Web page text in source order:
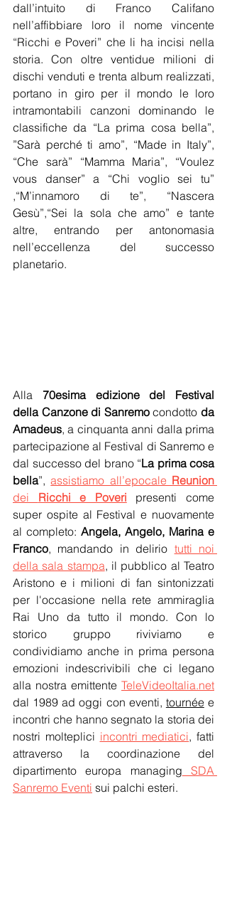
dall’intuito di Franco Califano
nell’affibbiare loro il nome vincente
“Ricchi e Poveri” che li ha incisi nella
storia. Con oltre ventidue milioni di
dischi venduti e trenta album realizzati,
portano in giro per il mondo le loro
intramontabili canzoni dominando le
classifiche da “La prima cosa bella”,
”Sarà perché ti amo”, “Made in Italy”,
“Che sarà” “Mamma Maria”, “Voulez
vous danser” a “Chi voglio sei tu”
,“M’innamoro di te”, “Nascera
Gesù”,“Sei la sola che amo” e tante
altre, entrando per antonomasia
nell’eccellenza del successo
planetario.
Alla 70esima edizione del Festival
della Canzone di Sanremo condotto da
Amadeus, a cinquanta anni dalla prima
partecipazione al Festival di Sanremo e
dal successo del brano “La prima cosa
bella”, assistiamo all’epocale Reunion
dei Ricchi e Poveri presenti come
super ospite al Festival e nuovamente
al completo: Angela, Angelo, Marina e
Franco, mandando in delirio tutti noi
della sala stampa, il pubblico al Teatro
Aristono e i milioni di fan sintonizzati
per l'occasione nella rete ammiraglia
Rai Uno da tutto il mondo. Con lo
storico gruppo riviviamo e
condividiamo anche in prima persona
emozioni indescrivibili che ci legano
alla nostra emittente TeleVideoItalia.net
dal 1989 ad oggi con eventi, tournée e
incontri che hanno segnato la storia dei
nostri molteplici incontri mediatici, fatti
attraverso la coordinazione del
dipartimento europa managing SDA
Sanremo Eventi sui palchi esteri.